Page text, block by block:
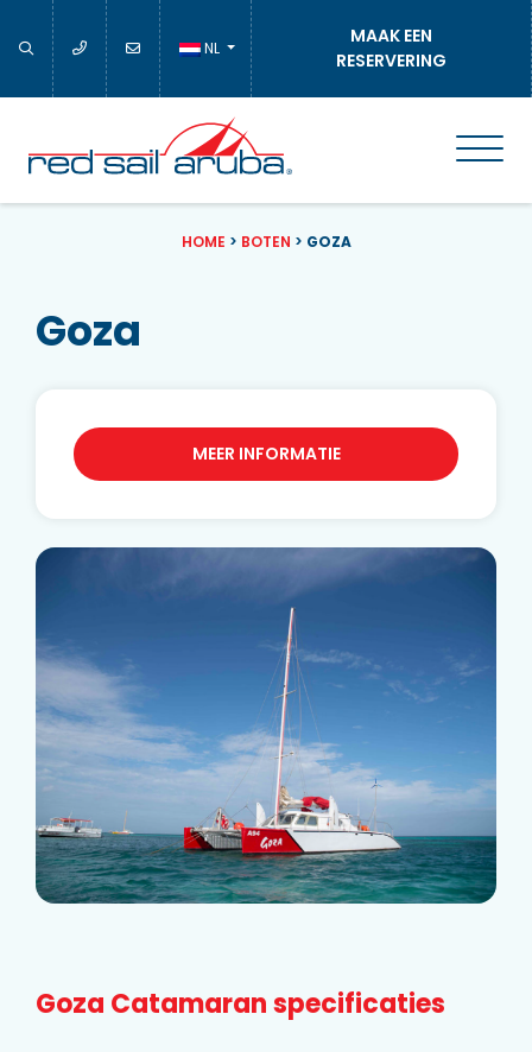
NL
MAAK EEN
RESERVERING
HOME > BOTEN > GOZA
Goza
Goza Catamaran specificaties
MEER INFORMATIE